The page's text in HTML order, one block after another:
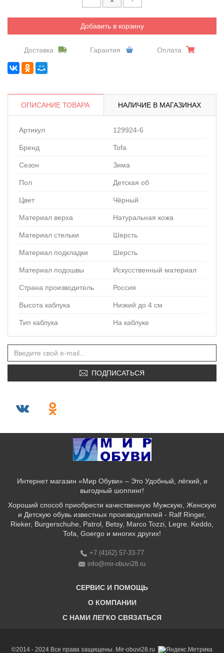
Добавить в корзину
Доставка Гарантия Оплата
ОПИСАНИЕ ТОВАРА НАЛИЧИЕ В МАГАЗИНАХ
Артикул 129924-6
Бренд Tofa
Сезон Зима
Пол Детская об
Цвет Чёрный
Материал верха Натуральная кожа
Материал стельки Шерсть
Материал подкладки Шерсть
Материал подошвы Искусственный материал
Страна производитель Россия
Высота каблука Низкий до 4 см
Тип каблука На каблуке
ПОДПИСАТЬСЯ
Интернет магазин «Мир Обуви» – Это Удобный, лёгкий, и
выгодный шоппинг!
Хороший способ приобрести качественную Мужскую, Женскую
и Детскую обувь известных производителей - Ralf Ringer,
Rieker, Burgerschuhe, Patrol, Betsy, Marco Tozzi, Legre. Keddo,
Tofa, Goergo и многих других!
+7 (4162) 57-33-77
info@mir-obuvi28.ru
СЕРВИС И ПОМОЩЬ
Бонусная программа
О КОМПАНИИ
C НАМИ ЛЕГКО СВЯЗАТЬСЯ
©2014 - 2024 Все права защищены. Mir-obuvi28.ru